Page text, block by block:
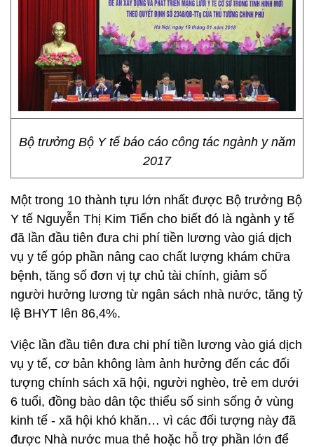
Bộ trưởng Bộ Y tế báo cáo công tác ngành y năm
2017
Một trong 10 thành tựu lớn nhất được Bộ trưởng Bộ
Y tế Nguyễn Thị Kim Tiến cho biết đó là ngành y tế
đã lần đầu tiên đưa chi phí tiền lương vào giá dịch
vụ y tế góp phần nâng cao chất lượng khám chữa
bệnh, tăng số đơn vị tự chủ tài chính, giảm số
người hưởng lương từ ngân sách nhà nước, tăng tỷ
lệ BHYT lên 86,4%.
Việc lần đầu tiên đưa chi phí tiền lương vào giá dịch
vụ y tế, cơ bản không làm ảnh hưởng đến các đối
tượng chính sách xã hội, người nghèo, trẻ em dưới
6 tuổi, đồng bào dân tộc thiểu số sinh sống ở vùng
kinh tế - xã hội khó khăn… vì các đối tượng này đã
được Nhà nước mua thẻ hoặc hỗ trợ phần lớn để